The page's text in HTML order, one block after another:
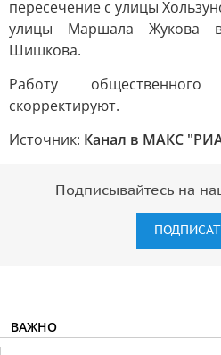
пересечение с улицы
улицы Маршала Жукова
Шишкова.
Работу
скорректируют.
Источник: Канал в МАКС
Подписывайтесь на
ВАЖНО